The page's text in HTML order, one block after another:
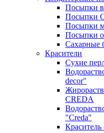
Посыпки
Посыпки
Посыпки
Посыпки
Сахарные
Красители
Сухие
decor"
CREDA
"Creda"
Краситель